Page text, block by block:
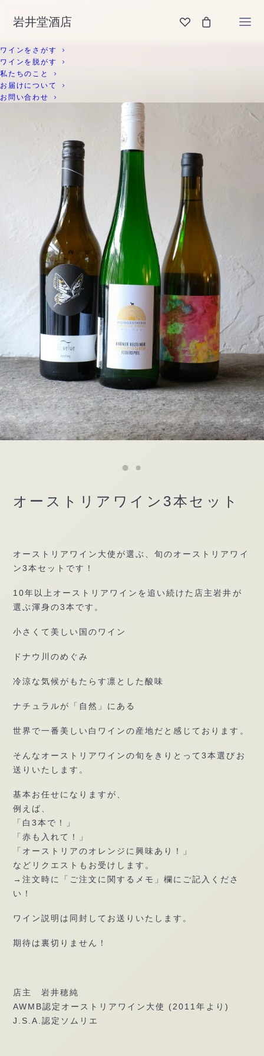
岩井堂酒店
ワインをさがす
ワインを脱がす
私たちのこと
お届けについて
お問い合わせ
オーストリアワイン3本セット
オーストリアワイン大使が選ぶ、旬のオーストリアワイ
ン3本セットです！
10年以上オーストリアワインを追い続けた店主岩井が
選ぶ渾身の3本です。
小さくて美しい国のワイン
ドナウ川のめぐみ
冷涼な気候がもたらす凛とした酸味
ナチュラルが「自然」にある
世界で一番美しい白ワインの産地だと感じております。
そんなオーストリアワインの旬をきりとって3本選びお
送りいたします。
基本お任せになりますが、
例えば、
「白3本で！」
「赤も入れて！」
「オーストリアのオレンジに興味あり！」
などリクエストもお受けします。
→注文時に「ご注文に関するメモ」欄にご記入くださ
い！
ワイン説明は同封してお送りいたします。
期待は裏切りません！
店主 岩井穂純
AWMB認定オーストリアワイン大使 (2011年より)
J.S.A.認定ソムリエ